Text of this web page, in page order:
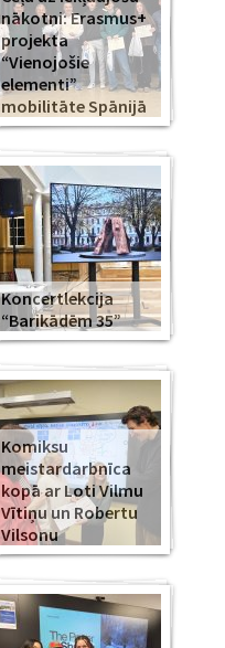
nākotni: Erasmus+
projekta
“Vienojošie
elementi”
mobilitāte Spānijā
Koncertlekcija
“Barikādēm 35”
Komiksu
meistardarbnīca
kopā ar Loti Vilmu
Vītiņu un Robertu
Vilsonu